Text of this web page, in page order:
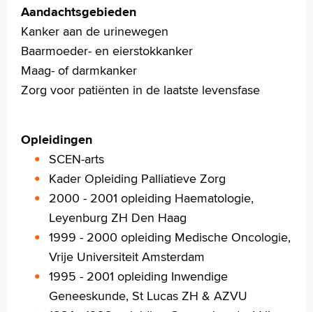
Homepage
Contact
MijnASz
Verwijzers
Aandachtsgebieden
Kanker aan de urinewegen
Baarmoeder- en eierstokkanker
Maag- of darmkanker
Zorg voor patiënten in de laatste levensfase
Opleidingen
SCEN-arts
Kader Opleiding Palliatieve Zorg
2000 - 2001 opleiding Haematologie,
Leyenburg ZH Den Haag
1999 - 2000 opleiding Medische Oncologie,
Vrije Universiteit Amsterdam
1995 - 2001 opleiding Inwendige
Geneeskunde, St Lucas ZH & AZVU